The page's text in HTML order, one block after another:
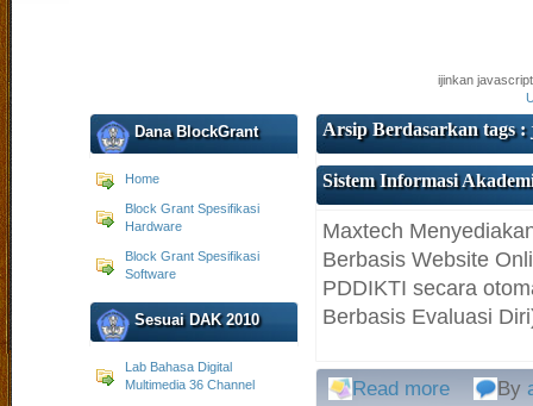
ijinkan
Dana BlockGrant
Home
Block Grant Spesifikasi
Hardware
Block Grant Spesifikasi
Software
Sesuai DAK 2010
Lab Bahasa Digital
Multimedia 36 Channel
Arsip Berdasarkan tags
Sistem Informasi
Maxtech
Berbasis Website
PDDIKTI secara
Berbasis Evaluasi
Read more By